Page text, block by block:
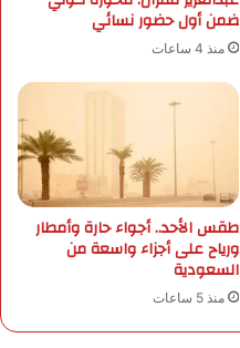
ضمن أول حضور نسائي
منذ 4 ساعات
طقس الأحد.. أجواء حارة وأمطار
ورياح على أجزاء واسعة من
السعودية
منذ 5 ساعات